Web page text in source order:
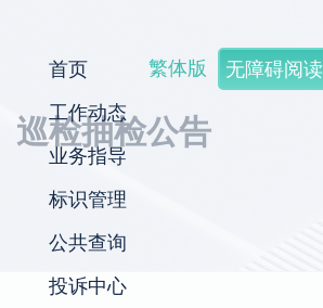
繁体版 无障碍阅读
首页
工作动态
业务指导
标识管理
公共查询
投诉中心
巡检抽检公告